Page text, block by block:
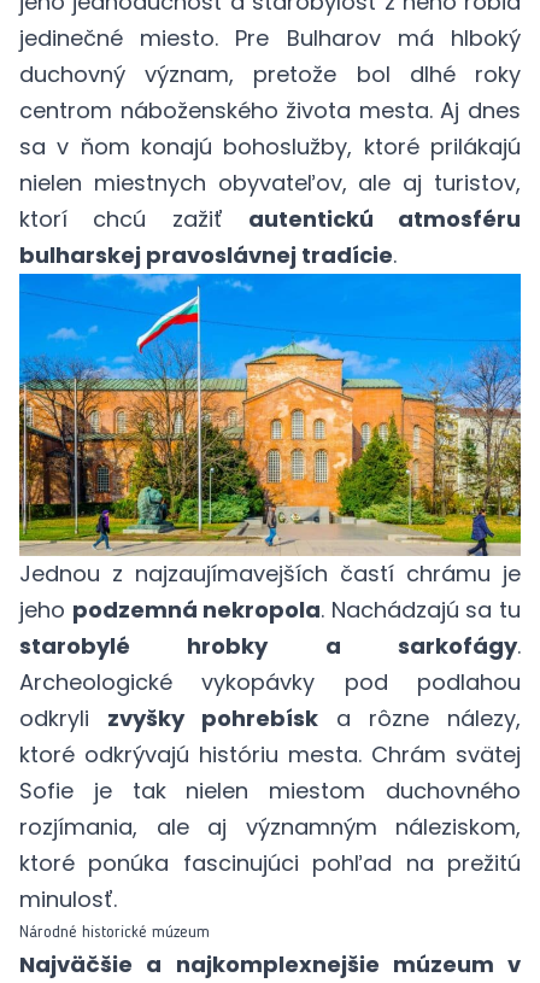
jedinečné miesto. Pre Bulharov má hlboký
duchovný význam, pretože bol dlhé roky
centrom náboženského života mesta. Aj dnes
sa v ňom konajú bohoslužby, ktoré prilákajú
nielen miestnych obyvateľov, ale aj turistov,
ktorí chcú zažiť autentickú atmosféru
bulharskej pravoslávnej tradície.
Jednou z najzaujímavejších častí chrámu je
jeho podzemná nekropola. Nachádzajú sa tu
starobylé hrobky a sarkofágy.
Archeologické vykopávky pod podlahou
odkryli zvyšky pohrebísk a rôzne nálezy,
ktoré odkrývajú históriu mesta. Chrám svätej
Sofie je tak nielen miestom duchovného
rozjímania, ale aj významným náleziskom,
ktoré ponúka fascinujúci pohľad na prežitú
minulosť.
Národné historické múzeum
Najväčšie a najkomplexnejšie múzeum v